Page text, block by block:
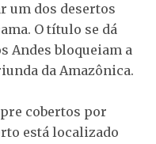
um dos desertos
O título se dá
Andes bloqueiam a
da Amazônica.
cobertos por
está localizado